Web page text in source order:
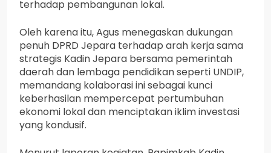
terhadap pembangunan lokal.
Oleh karena itu, Agus menegaskan dukungan
penuh DPRD Jepara terhadap arah kerja sama
strategis Kadin Jepara bersama pemerintah
daerah dan lembaga pendidikan seperti UNDIP,
memandang kolaborasi ini sebagai kunci
keberhasilan mempercepat pertumbuhan
ekonomi lokal dan menciptakan iklim investasi
yang kondusif.